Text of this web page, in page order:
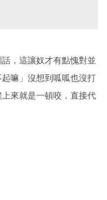
，這讓奴才有點愧對並
嘛」沒想到呱呱也沒打
來就是一頓咬，直接代